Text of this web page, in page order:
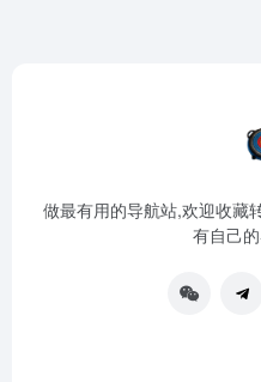
做最有用的导航站,欢迎收藏
有自己的